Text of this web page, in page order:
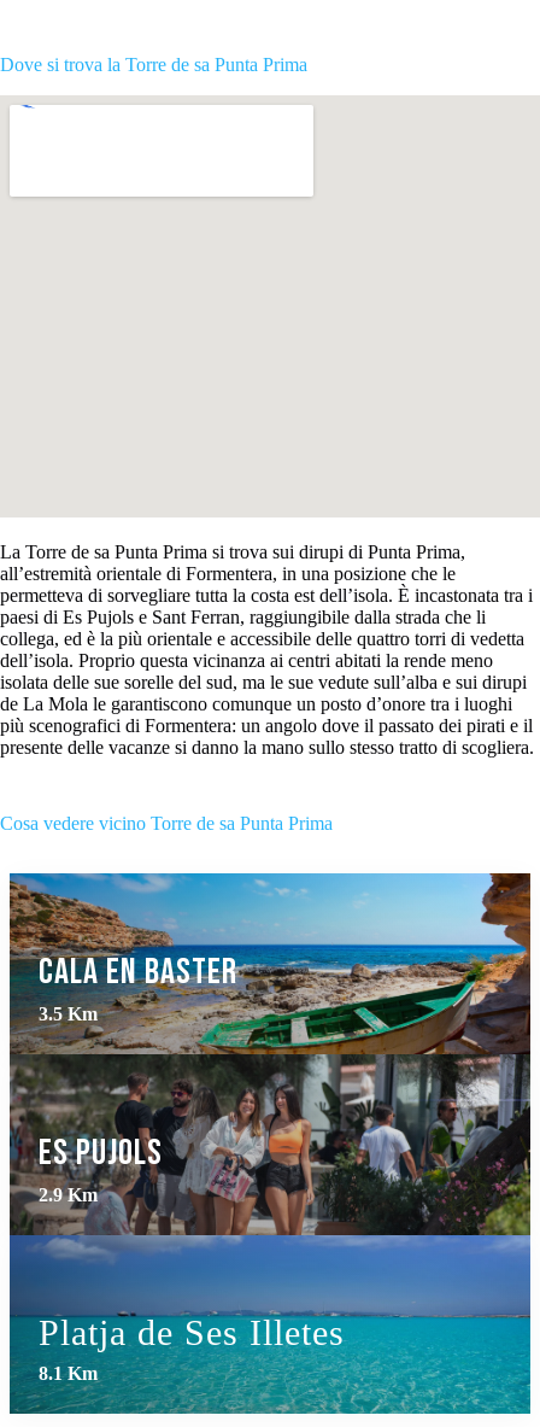
Dove si trova la Torre de sa Punta Prima
La Torre de sa Punta Prima si trova sui dirupi di Punta Prima,
all’estremità orientale di Formentera, in una posizione che le
permetteva di sorvegliare tutta la costa est dell’isola. È incastonata tra i
paesi di Es Pujols e Sant Ferran, raggiungibile dalla strada che li
collega, ed è la più orientale e accessibile delle quattro torri di vedetta
dell’isola. Proprio questa vicinanza ai centri abitati la rende meno
isolata delle sue sorelle del sud, ma le sue vedute sull’alba e sui dirupi
de La Mola le garantiscono comunque un posto d’onore tra i luoghi
più scenografici di Formentera: un angolo dove il passato dei pirati e il
presente delle vacanze si danno la mano sullo stesso tratto di scogliera.
Cosa vedere vicino Torre de sa Punta Prima
Cala En Baster
3.5 Km
Es Pujols
2.9 Km
Platja de Ses Illetes
8.1 Km